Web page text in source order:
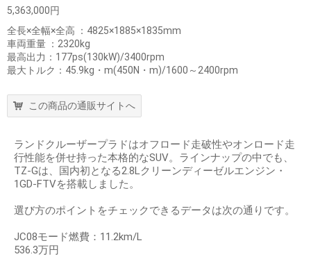
5,363,000円
全長×全幅×全高 ：4825×1885×1835mm
車両重量 ：2320kg
最高出力：177ps(130kW)/3400rpm
最大トルク：45.9kg・m(450N・m)/1600～2400rpm
この商品の通販サイトへ
ランドクルーザープラドはオフロード走破性やオンロード走
行性能を併せ持った本格的なSUV。ラインナップの中でも、
TZ‐Gは、国内初となる2.8Lクリーンディーゼルエンジン・
1GD‐FTVを搭載しました。
選び方のポイントをチェックできるデータは次の通りです。
JC08モード燃費：11.2km/L
536.3万円